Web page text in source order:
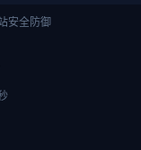
安全防御